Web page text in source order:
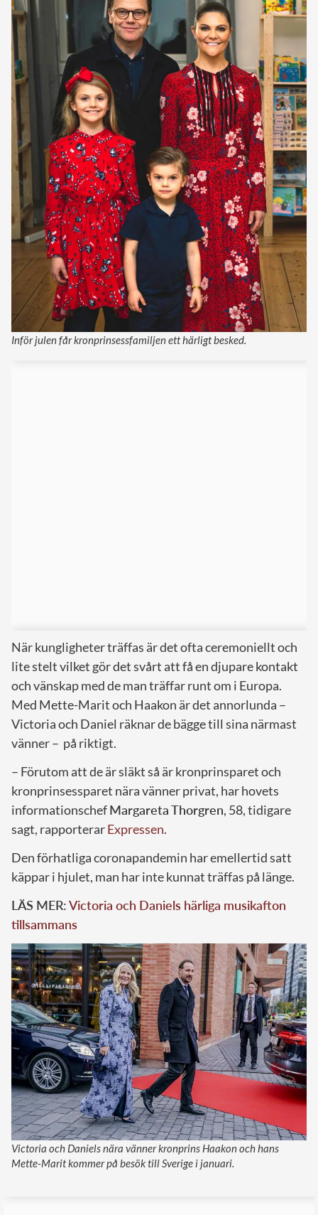
Inför julen får kronprinsessfamiljen ett härligt besked.
När kungligheter träffas är det ofta ceremoniellt och
lite stelt vilket gör det svårt att få en djupare kontakt
och vänskap med de man träffar runt om i Europa.
Med Mette-Marit och Haakon är det annorlunda –
Victoria och Daniel räknar de bägge till sina närmast
vänner – på riktigt.
– Förutom att de är släkt så är kronprinsparet och
kronprinsessparet nära vänner privat, har hovets
informationschefMargareta Thorgren, 58, tidigare
sagt, rapporterarExpressen.
Den förhatliga coronapandemin har emellertid satt
käppar i hjulet, man har inte kunnat träffas på länge.
LÄS MER:Victoria och Daniels härliga musikafton
tillsammans
Victoria och Daniels nära vänner kronprins Haakon och hans
Mette-Marit kommer på besök till Sverige i januari.